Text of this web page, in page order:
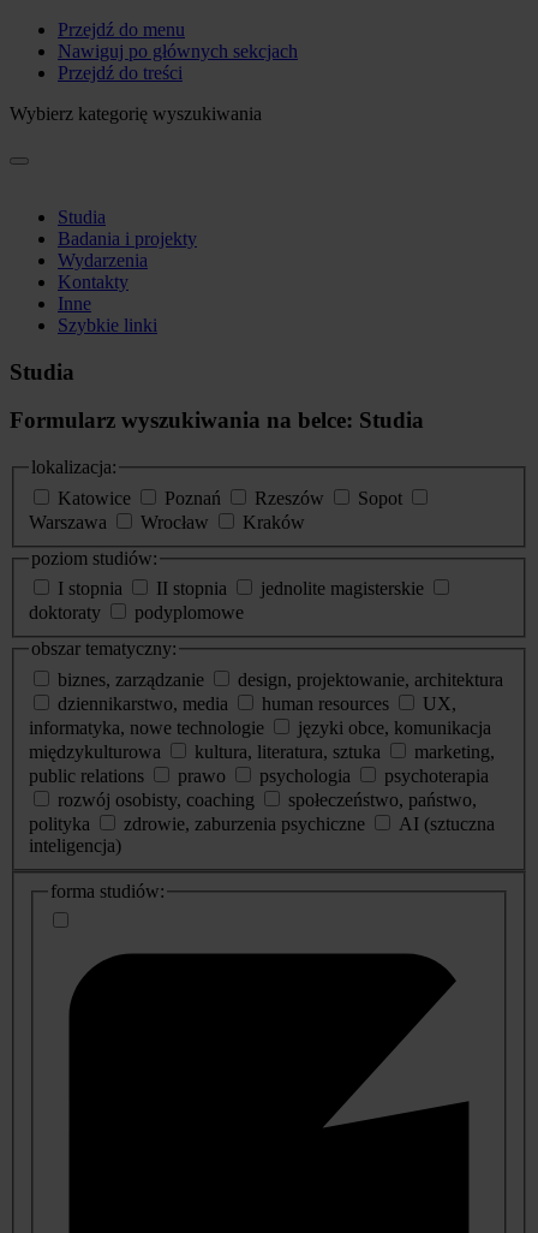
Przejdź do menu
Nawiguj po głównych sekcjach
Przejdź do treści
Wybierz kategorię wyszukiwania
Studia
Badania i projekty
Wydarzenia
Kontakty
Inne
Szybkie linki
Studia
Formularz wyszukiwania na belce: Studia
lokalizacja:
Katowice
Poznań Rzeszów
Sopot
Warszawa
Wrocław
Kraków
poziom studiów:
I stopnia
II stopnia
jednolite magisterskie
doktoraty
podyplomowe
obszar tematyczny:
biznes, zarządzanie
design, projektowanie, architektura
dziennikarstwo, media
human resources
UX,
informatyka, nowe technologie
języki obce, komunikacja
międzykulturowa
kultura, literatura, sztuka
marketing,
public relations
prawo psychologia
psychoterapia
rozwój osobisty, coaching
społeczeństwo, państwo,
polityka
zdrowie, zaburzenia psychiczne
AI (sztuczna
inteligencja)
dodatkowe
informacje
forma studiów: